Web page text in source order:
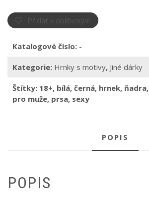
Přidat k oblíbeným
Katalogové číslo: -
Kategorie: Hrnky s motivy, Jiné dárky
Štítky: 18+, bílá, černá, hrnek, ňadra,
pro muže, prsa, sexy
POPIS
POPIS